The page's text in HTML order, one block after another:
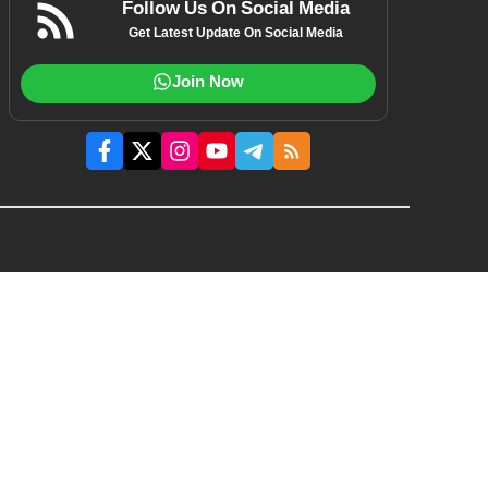
Follow Us On Social Media
Get Latest Update On Social Media
Join Now